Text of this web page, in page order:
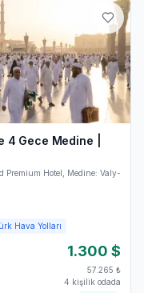
4 Gece Medine |
Premium Hotel, Medine: Valy-
Hava Yolları
1.300 $
57.265 ₺
4 kişilik odada